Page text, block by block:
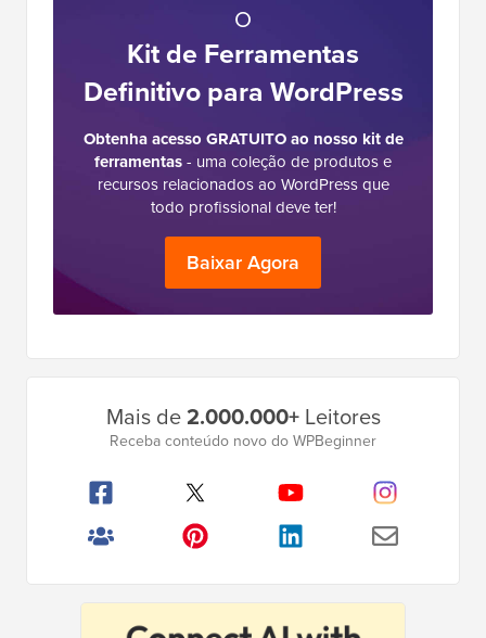
O
Kit de Ferramentas
Definitivo para WordPress
Obtenha acesso GRATUITO ao nosso kit de
ferramentas- uma coleção de produtos e
recursos relacionados ao WordPress que
todo profissional deve ter!
Baixar Agora
Mais de2.000.000+Leitores
Receba conteúdo novo do WPBeginner